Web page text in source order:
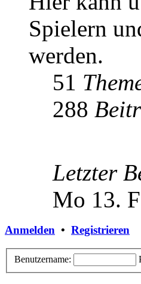
Spielern
werden.
51
288
Letzter
Mo 13.
Anmelden • Registrieren
Benutzername: